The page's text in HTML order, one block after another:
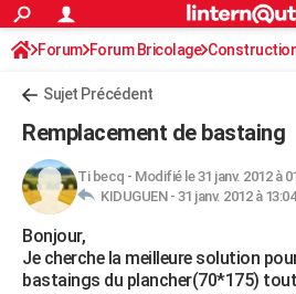
ACTUALITÉS
Politique
Société
Faits Divers
Education
Monde
Villes
+
FINANCE
Retraite
Impôts
Epargne
Immobilier
Risques naturels par ville
Banque
Assurance
Crédit
AUTO
Essais
Réserver un essai
Citadines
Berlines
SUV
Forum auto
+HIGH-TECH
Mobiles
Meilleur smartphone
Internet
Ordinateurs
Jeux vidéo
Guide high-tech
+
S'inscrire
Connexion
Forum Forum Bricolage
Sujet Précédent
Remplacement de bastaing
Ti becq - Modifié le 31 janv. 2012 à
KIDUGUEN - 31 janv. 2012 à 13:04
Bonjour,
Je cherche la meilleure solution
bastaings du plancher(70*175)